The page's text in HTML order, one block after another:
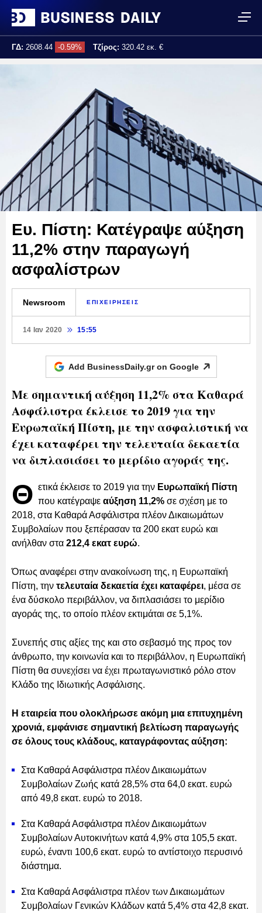
ΓΔ: 2608.44 -0.59% Τζίρος: 320.42 εκ. €
Ευ. Πίστη: Κατέγραψε αύξηση
11,2% στην παραγωγή
ασφαλίστρων
Newsroom ΕΠΙΧΕΙΡΗΣΕΙΣ
14 Ιαν 2020 15:55
Add BusinessDaily.gr on Google
Με σημαντική αύξηση 11,2% στα Καθαρά
Ασφάλιστρα έκλεισε το 2019 για την
Ευρωπαϊκή Πίστη, με την ασφαλιστική να
έχει καταφέρει την τελευταία δεκαετία
να διπλασιάσει το μερίδιο αγοράς της.
Θ ετικά έκλεισε το 2019 για την Ευρωπαϊκή Πίστη
που κατέγραψε αύξηση 11,2% σε σχέση με το
2018, στα Καθαρά Ασφάλιστρα πλέον Δικαιωμάτων
Συμβολαίων που ξεπέρασαν τα 200 εκατ ευρώ και
ανήλθαν στα 212,4 εκατ ευρώ.
Όπως αναφέρει στην ανακοίνωση της, η Ευρωπαϊκή
Πίστη, την τελευταία δεκαετία έχει καταφέρει, μέσα σε
ένα δύσκολο περιβάλλον, να διπλασιάσει το μερίδιο
αγοράς της, το οποίο πλέον εκτιμάται σε 5,1%.
Συνεπής στις αξίες της και στο σεβασμό της προς τον
άνθρωπο, την κοινωνία και το περιβάλλον, η Ευρωπαϊκή
Πίστη θα συνεχίσει να έχει πρωταγωνιστικό ρόλο στον
Κλάδο της Ιδιωτικής Ασφάλισης.
Η εταιρεία που ολοκλήρωσε ακόμη μια επιτυχημένη
χρονιά, εμφάνισε σημαντική βελτίωση παραγωγής
σε όλους τους κλάδους, καταγράφοντας αύξηση:
Στα Καθαρά Ασφάλιστρα πλέον Δικαιωμάτων
Συμβολαίων Ζωής κατά 28,5% στα 64,0 εκατ. ευρώ
από 49,8 εκατ. ευρώ το 2018.
Στα Καθαρά Ασφάλιστρα πλέον Δικαιωμάτων
Συμβολαίων Αυτοκινήτων κατά 4,9% στα 105,5 εκατ.
ευρώ, έναντι 100,6 εκατ. ευρώ το αντίστοιχο περυσινό
διάστημα.
Στα Καθαρά Ασφάλιστρα πλέον των Δικαιωμάτων
Συμβολαίων Γενικών Κλάδων κατά 5,4% στα 42,8 εκατ.